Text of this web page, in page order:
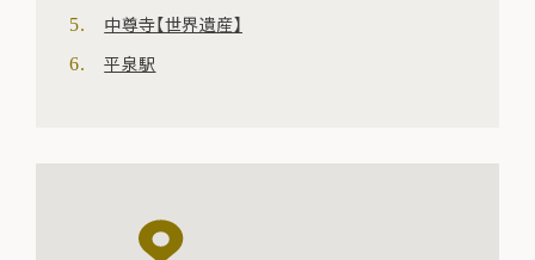
中尊寺【世界遺産】
平泉駅